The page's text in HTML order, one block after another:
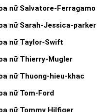
nữ Salvatore-Ferragamo
nữ Sarah-Jessica-parker
nữ Taylor-Swift
nữ Thierry-Mugler
nữ Thuong-hieu-khac
nữ Tom-Ford
nữ Tommy Hilfiger